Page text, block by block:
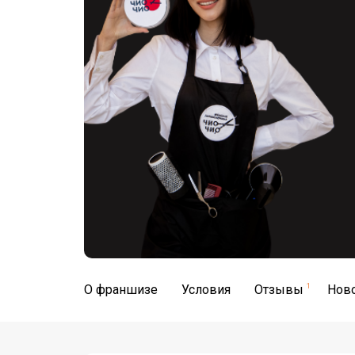
О франшизе Условия Отзывы 1